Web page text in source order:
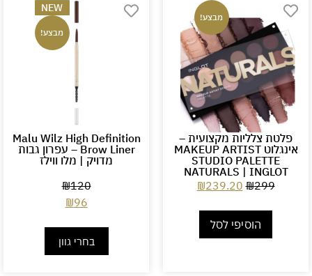
מבצע!
פלטת צלליות מקצועית –
אינגלוט MAKEUP ARTIST
STUDIO PALETTE
NATURALS | INGLOT
₪299
₪239.20
הוסיפי לסל
NEW
מבצע!
Malu Wilz High Definition
Brow Liner – עפרון גבות
מדויק | מלו ווילז
₪120
₪96
בחרי גוון